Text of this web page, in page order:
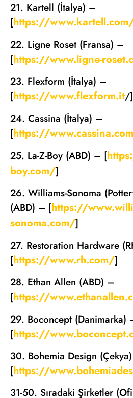
21. Kartell (İtalya) –
[https://
22. Ligne Roset (Fransa) –
[https://www.ligne-
23. Flexform (İtalya) –
[https://www.flexform.it/]
24. Cassina (İtalya) –
[https://
25. La-Z-Boy (ABD) – [
boy.com/]
26. Williams-Sonoma
(ABD) – [https://
sonoma.com/]
27. Restoration Hardware
[https://www.rh.com/]
28. Ethan Allen (ABD) –
[https://
29. Boconcept (Danimarka)
[https://
30. Bohemia Design
[https://
31-50. Sıradaki Şirketler